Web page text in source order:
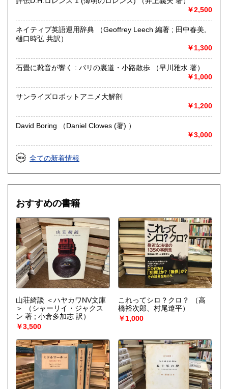
￥2,500
ネイティブ英語運用辞典 （Geoffrey Leech 編著 ; 田中春美,
樋口時弘 共訳）
￥1,300
石畳に靴音が響く : パリの裏道・小路散歩 （早川雅水 著）
￥1,000
サンライズロボットアニメ大解剖
￥1,200
David Boring （Daniel Clowes (著) ）
￥3,000
全ての新着情報
おすすめの書籍
山荘綺談 ＜ハヤカワNV文庫
＞
（シャーリイ・ジャクス
ン 著 ; 小倉多加志 訳）
￥3,500
これってシロ？クロ？
（高
橋裕次郎、村尾遼平）
￥1,000